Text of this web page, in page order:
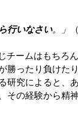
行いなさい。」
チームはもちろ
勝ったり負けた
研究によると、
その経験から精